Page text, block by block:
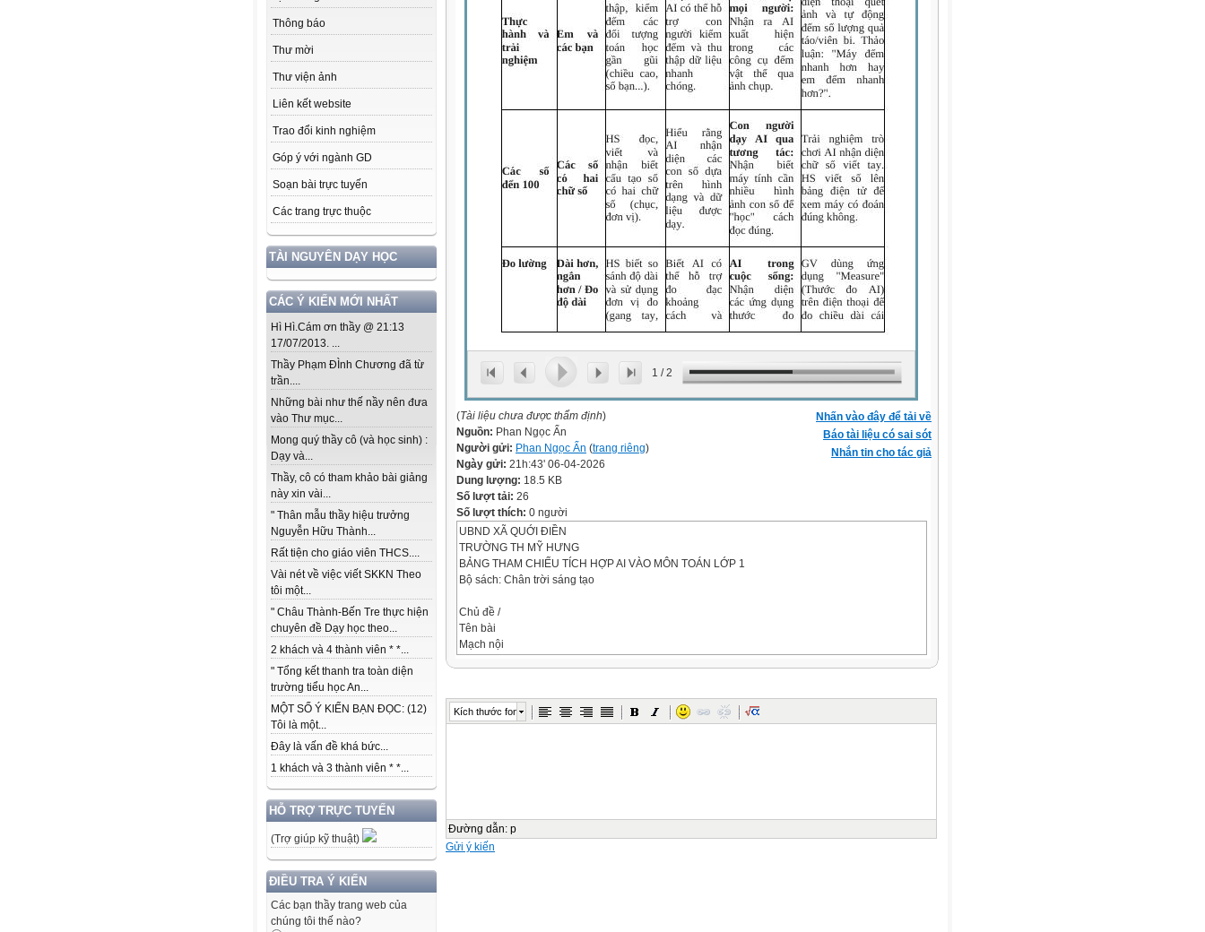
Thông báo
Thư mời
Thư viện ảnh
Liên kết website
Trao đổi kinh nghiệm
Góp ý với ngành GD
Soạn bài trực tuyến
Các trang trực thuộc
TÀI NGUYÊN DẠY HỌC
CÁC Ý KIẾN MỚI NHẤT
Hì Hì.Cám ơn thầy @ 21:13
17/07/2013. ...
Thầy Phạm ĐÌnh Chương đã từ
trần....
Những bài như thế nầy nên đưa
vào Thư mục...
Mong quý thầy cô (và học sinh) :
Dạy và...
Thầy, cô có tham khảo bài giảng
này xin vài...
" Thân mẫu thầy hiệu trưởng
Nguyễn Hữu Thành...
Rất tiện cho giáo viên THCS....
Vài nét về việc viết SKKN Theo
tôi một...
" Châu Thành-Bến Tre thực hiện
chuyên đề Dạy học theo...
2 khách và 4 thành viên * *...
" Tổng kết thanh tra toàn diện
trường tiểu học An...
MỘT SỐ Ý KIẾN BẠN ĐỌC: (12)
Tôi là một...
Đây là vấn đề khá bức...
1 khách và 3 thành viên * *...
HỖ TRỢ TRỰC TUYẾN
(Trợ giúp kỹ thuật)
ĐIỀU TRA Ý KIẾN
Các bạn thầy trang web của
chúng tôi thế nào?
1 /2
Nhấn vào đây để tải về
Báo tài liệu có sai sót
Nhắn tin cho tác giả
(Tài liệu chưa được thẩm định)
Nguồn: Phan Ngọc Ẩn
Người gửi: Phan Ngọc Ẩn (trang riêng)
Ngày gửi: 21h:43' 06-04-2026
Dung lượng: 18.5 KB
Số lượt tải: 26
Số lượt thích: 0 người
UBND XÃ QUỚI ĐIỀN
TRƯỜNG TH MỸ HƯNG
BẢNG THAM CHIẾU TÍCH HỢP AI VÀO MÔN TOÁN LỚP 1
Bộ sách: Chân trời sáng tạo
Chủ đề /
Tên bài
Mạch nội
YCCĐ AI
Mục tiêu
hiện
HS biết thu
Kích thước font
Đường dẫn: p
Gửi ý kiến